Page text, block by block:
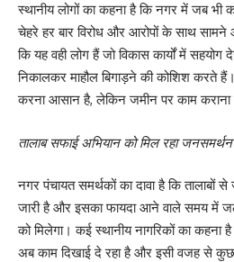
स्थानीय लोगों का कहना है कि नगर में जब भी
चेहरे हर बार विरोध और आरोपों के साथ
कि यह वही लोग हैं जो विकास कार्यों में
निकालकर माहौल बिगाड़ने की कोशिश करते
करना आसान है, लेकिन जमीन पर काम कराना
तालाब सफाई अभियान को मिल रहा जनसमर्थन
नगर पंचायत समर्थकों का दावा है कि तालाबों
जारी है और इसका फायदा आने वाले समय में
को मिलेगा। कई स्थानीय नागरिकों का कहना है
अब काम दिखाई दे रहा है और इसी वजह से कुछ